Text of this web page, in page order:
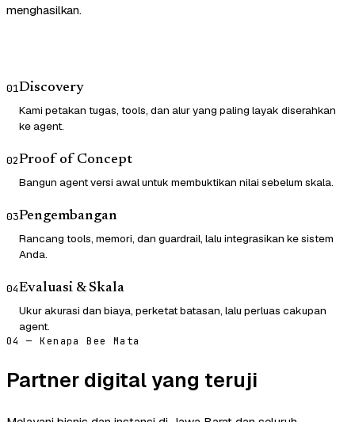
menghasilkan.
01Discovery
Kami petakan tugas, tools, dan alur yang paling layak diserahkan
ke agent.
02Proof of Concept
Bangun agent versi awal untuk membuktikan nilai sebelum skala.
03Pengembangan
Rancang tools, memori, dan guardrail, lalu integrasikan ke sistem
Anda.
04Evaluasi & Skala
Ukur akurasi dan biaya, perketat batasan, lalu perluas cakupan
agent.
04 — Kenapa Bee Mata
Partner digital yang teruji